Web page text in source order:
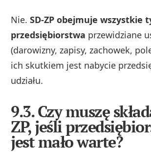
Nie.SD-ZP obejmuje wszystkie
przedsiębiorstwa przewidziane
(darowizny, zapisy, zachowek,
ich skutkiem jest nabycie
udziału.
9.3. Czy muszę
ZP, jeśli
jest mało warte?